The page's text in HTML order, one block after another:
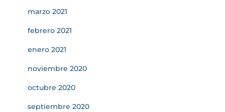
marzo 2021
febrero 2021
enero 2021
noviembre 2020
octubre 2020
septiembre 2020